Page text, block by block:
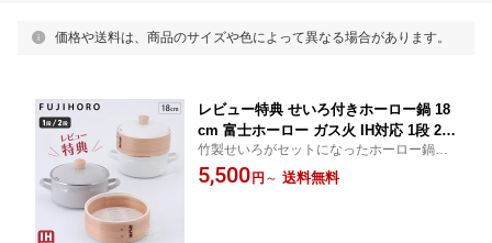
価格や送料は、商品のサイズや色によって異なる場合があります。
レビュー特典 せいろ付きホーロー鍋 18
cm 富士ホーロー ガス火 IH対応 1段 2段
シリコンメッシュシート SER-18W 【
琺瑯 両手鍋 竹せいろ 蒸篭 中華セイロ
竹製せいろがセットになったホーロー鍋。
食材のこびり付きを防ぐシリコーンメッシ
ュシートが付属しています。ホーロー蓋付
5,500 円 ～ 送料無料